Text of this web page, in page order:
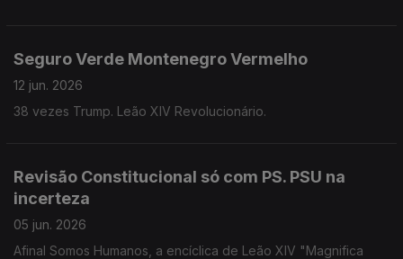
Seguro Verde Montenegro Vermelho
12 jun. 2026
38 vezes Trump. Leão XIV Revolucionário.
Revisão Constitucional só com PS. PSU na
incerteza
05 jun. 2026
Afinal Somos Humanos, a encíclica de Leão XIV "Magnifica